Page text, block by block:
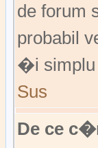
de forum
probabil
�i simplu
Sus
De ce